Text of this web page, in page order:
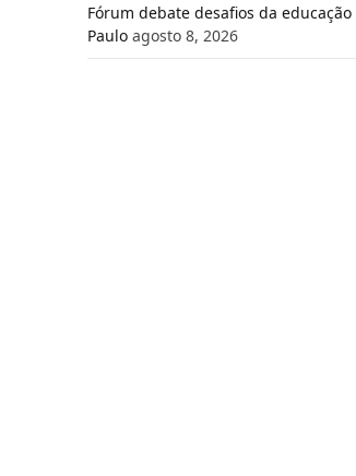
Fórum debate desafios da
Paulo agosto 8, 2026